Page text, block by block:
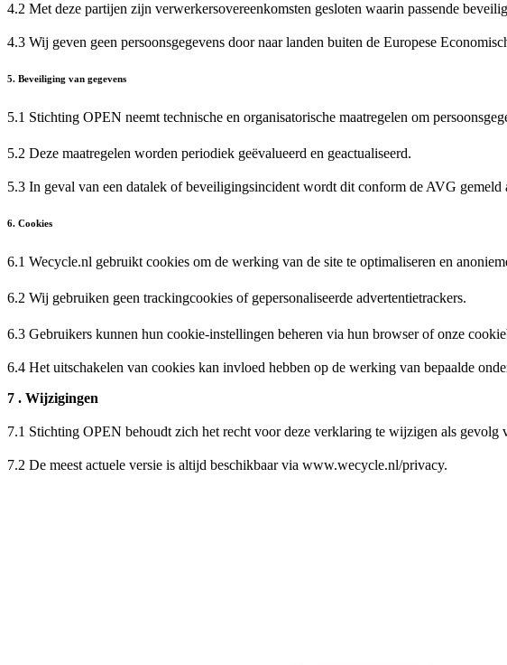
4.2 Met deze partijen zijn verwerkersovereenkomsten gesloten waarin passende
4.3 Wij geven geen persoonsgegevens door naar landen buiten de Europese
5. Beveiliging van gegevens
5.1 Stichting OPEN neemt technische en organisatorische maatregelen om
5.2 Deze maatregelen worden periodiek geëvalueerd en geactualiseerd.
5.3 In geval van een datalek of beveiligingsincident wordt dit conform de AVG
6. Cookies
6.1 Wecycle.nl gebruikt cookies om de werking van de site te optimaliseren en
6.2 Wij gebruiken geen trackingcookies of gepersonaliseerde advertentietrackers.
6.3 Gebruikers kunnen hun cookie-instellingen beheren via hun browser of onze
6.4 Het uitschakelen van cookies kan invloed hebben op de werking van bepaalde
7 . Wijzigingen
7.1 Stichting OPEN behoudt zich het recht voor deze verklaring te wijzigen als
7.2 De meest actuele versie is altijd beschikbaar via www.wecycle.nl/privacy.